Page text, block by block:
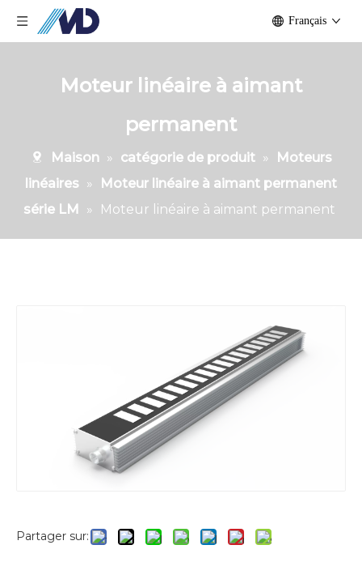
Français
Moteur linéaire à aimant
permanent
Maison » catégorie de produit »
Moteurs
linéaires »
Moteur linéaire à aimant permanent
série LM
» Moteur linéaire à aimant permanent
Partager sur: